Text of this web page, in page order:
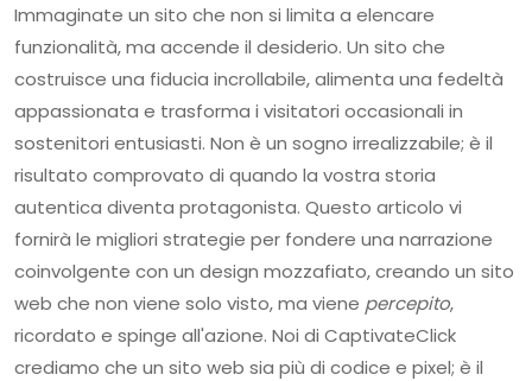
Immaginate un sito che non si limita a elencare
funzionalità, ma accende il desiderio. Un sito che
costruisce una fiducia incrollabile, alimenta una fedeltà
appassionata e trasforma i visitatori occasionali in
sostenitori entusiasti. Non è un sogno irrealizzabile; è il
risultato comprovato di quando la vostra storia
autentica diventa protagonista. Questo articolo vi
fornirà le migliori strategie per fondere una narrazione
coinvolgente con un design mozzafiato, creando un sito
web che non viene solo visto, ma viene percepito,
ricordato e spinge all'azione. Noi di CaptivateClick
crediamo che un sito web sia più di codice e pixel; è il